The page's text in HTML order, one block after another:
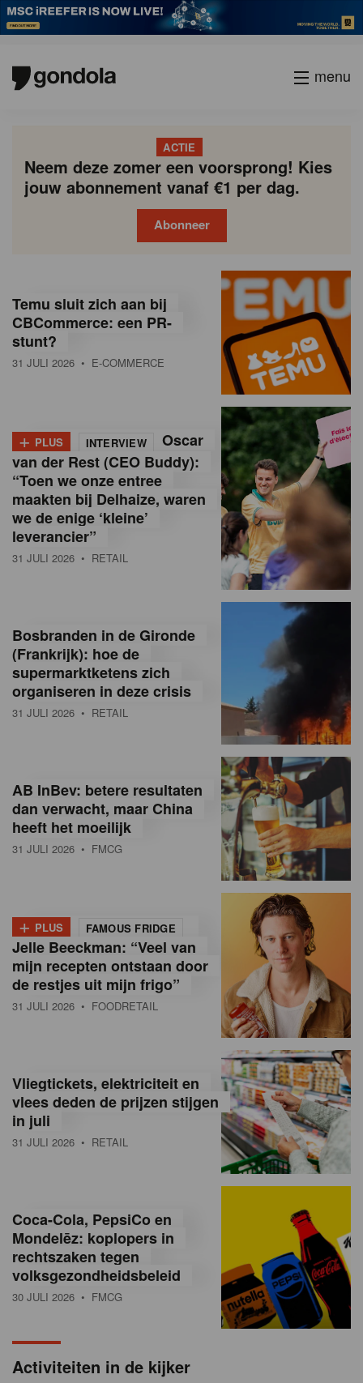
menu
ACTIE
Neem deze zomer een voorsprong! Kies
jouw abonnement vanaf €1 per dag.
Abonneer
o
n
d
a
M
a
g
a
n
e
a
n
B
e
g
ë
e
a
Temu sluit zich aan bij
CBCommerce: een PR-
stunt?
31 JULI 2026 • E-COMMERCE
+ PLUS INTERVIEW
Oscar
van der Rest (CEO Buddy):
“Toen we onze entree
maakten bij Delhaize, waren
we de enige ‘kleine’
leverancier”
31 JULI 2026 • RETAIL
Bosbranden in de Gironde
(Frankrijk): hoe de
supermarktketens zich
organiseren in deze crisis
31 JULI 2026 • RETAIL
AB InBev: betere resultaten
dan verwacht, maar China
heeft het moeilijk
31 JULI 2026 • FMCG
+ PLUS FAMOUS FRIDGE
Jelle Beeckman: “Veel van
mijn recepten ontstaan door
de restjes uit mijn frigo”
31 JULI 2026 • FOODRETAIL
Vliegtickets, elektriciteit en
vlees deden de prijzen stijgen
in juli
31 JULI 2026 • RETAIL
Coca-Cola, PepsiCo en
Mondelēz: koplopers in
rechtszaken tegen
volksgezondheidsbeleid
30 JULI 2026 • FMCG
Activiteiten in de kijker